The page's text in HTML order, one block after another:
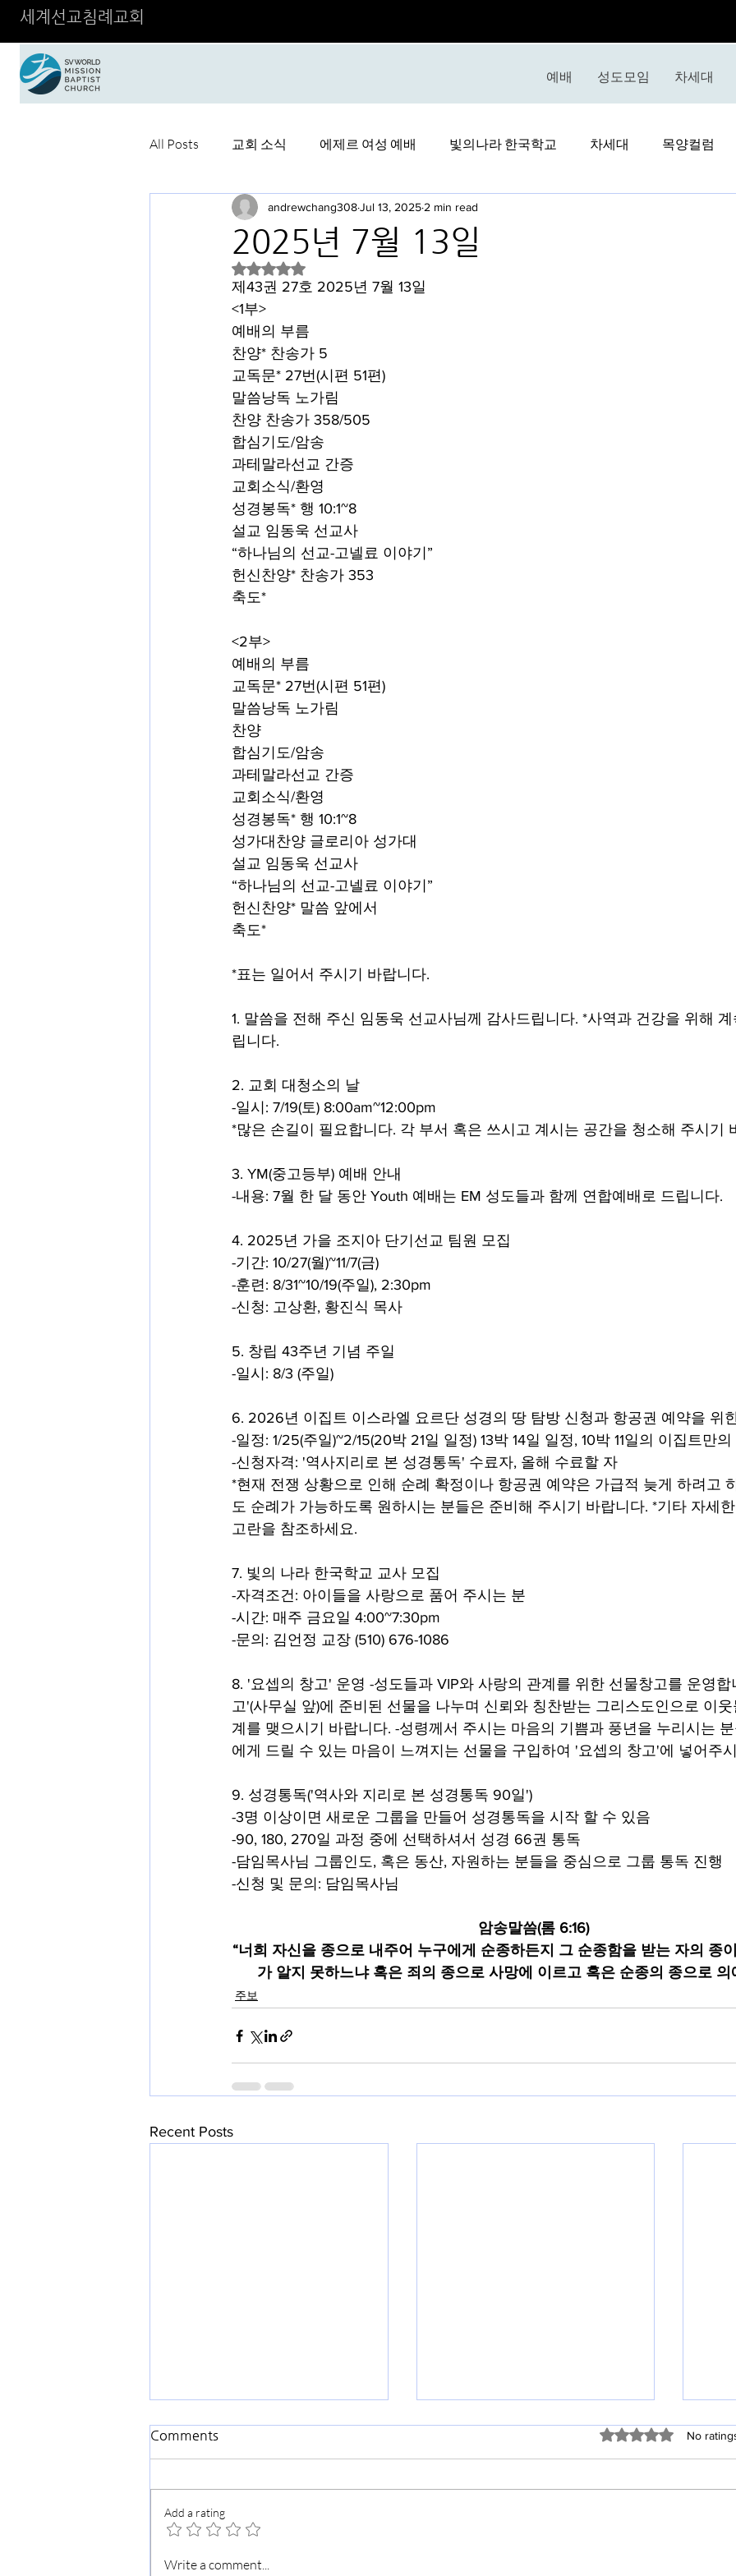
세계선교침례교회
예배 성도모임 차세대
All Posts 교회 소식 에제르 여성 예배 빛의나라 한국학교 차세대 목양컬럼
2025년 7월 13일
andrewchang308Jul 13, 2025 2 min read
Rated NaN out of 5 stars.
제43권 27호 2025년 7월 13일
<1부>
예배의 부름
찬양* 찬송가 5
교독문* 27번(시편 51편)
말씀낭독 노가림
찬양 찬송가 358/505
합심기도/암송
과테말라선교 간증
교회소식/환영
성경봉독* 행 10:1~8
설교 임동욱 선교사
“하나님의 선교-고넬료 이야기”
헌신찬양* 찬송가 353
축도*
<2부>
예배의 부름
교독문* 27번(시편 51편)
말씀낭독 노가림
찬양
합심기도/암송
과테말라선교 간증
교회소식/환영
성경봉독* 행 10:1~8
성가대찬양 글로리아 성가대
설교 임동욱 선교사
“하나님의 선교-고넬료 이야기”
헌신찬양* 말씀 앞에서
축도*
*표는 일어서 주시기 바랍니다.
1. 말씀을 전해 주신 임동욱 선교사님께 감사드립니다. *사역과 건강을 위해
립니다.
2. 교회 대청소의 날
-일시: 7/19(토) 8:00am~12:00pm
*많은 손길이 필요합니다. 각 부서 혹은 쓰시고 계시는 공간을 청소해 주시기
3. YM(중고등부) 예배 안내
-내용: 7월 한 달 동안 Youth 예배는 EM 성도들과 함께 연합예배로 드립니다.
4. 2025년 가을 조지아 단기선교 팀원 모집
-기간: 10/27(월)~11/7(금)
-훈련: 8/31~10/19(주일), 2:30pm
-신청: 고상환, 황진식 목사
5. 창립 43주년 기념 주일
-일시: 8/3 (주일)
6. 2026년 이집트 이스라엘 요르단 성경의 땅 탐방 신청과 항공권 예약을 위
-일정: 1/25(주일)~2/15(20박 21일 일정) 13박 14일 일정, 10박 11일의 이집트만
-신청자격: '역사지리로 본 성경통독' 수료자, 올해 수료할 자
*현재 전쟁 상황으로 인해 순례 확정이나 항공권 예약은 가급적 늦게 하려고
도 순례가 가능하도록 원하시는 분들은 준비해 주시기 바랍니다. *기타 자세
고란을 참조하세요.
7. 빛의 나라 한국학교 교사 모집
-자격조건: 아이들을 사랑으로 품어 주시는 분
-시간: 매주 금요일 4:00~7:30pm
-문의: 김언정 교장 (510) 676-1086
8. '요셉의 창고' 운영 -성도들과 VIP와 사랑의 관계를 위한 선물창고를 운영합
고'(사무실 앞)에 준비된 선물을 나누며 신뢰와 칭찬받는 그리스도인으로 이
계를 맺으시기 바랍니다. -성령께서 주시는 마음의 기쁨과 풍년을 누리시는
에게 드릴 수 있는 마음이 느껴지는 선물을 구입하여 '요셉의 창고'에 넣어주
9. 성경통독('역사와 지리로 본 성경통독 90일')
-3명 이상이면 새로운 그룹을 만들어 성경통독을 시작 할 수 있음
-90, 180, 270일 과정 중에 선택하셔서 성경 66권 통독
-담임목사님 그룹인도, 혹은 동산, 자원하는 분들을 중심으로 그룹 통독 진행
-신청 및 문의: 담임목사님
암송말씀(롬 6:16)
“너희 자신을 종으로 내주어 누구에게 순종하든지 그 순종함을 받는 자의 종
가 알지 못하느냐 혹은 죄의 종으로 사망에 이르고 혹은 순종의 종으로 의
주보
Recent Posts
2026년 8월 2일
📋 오늘의 예배 (Worship Today)
골로새서 1:24-29 설교자: 고상환
목사 설교 요약: 그리스도와 함께
죽고 살게 하신 목적 그리스도께서
2026년 7월 26일
주보 제44호 30 오늘의 설교 제목
주보
Comments Rated 0 out of 5
No
Add a rating
Write a comment...